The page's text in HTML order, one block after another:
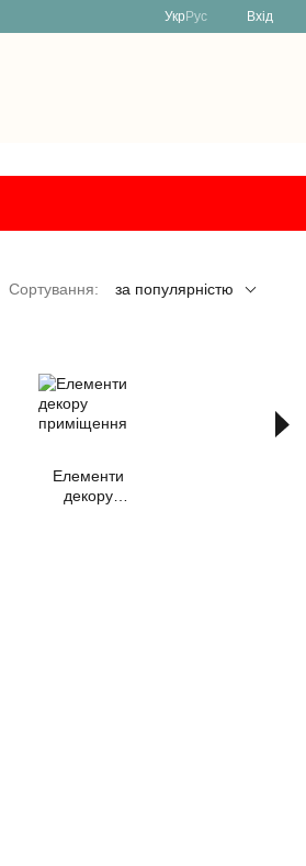
Укр Рус Вхід
Сортування: за популярністю
Елементи
декору